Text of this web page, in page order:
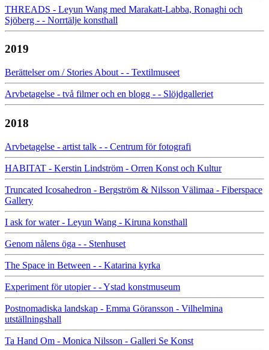
THREADS - Leyun Wang med Marakatt-Labba, Ronaghi och
Sjöberg - - Norrtälje konsthall
2019
Berättelser om / Stories About - - Textilmuseet
Arvbetagelse - två filmer och en blogg - - Slöjdgalleriet
2018
Arvbetagelse - artist talk - - Centrum för fotografi
HABITAT - Kerstin Lindström - Orren Konst och Kultur
Truncated Icosahedron - Bergström & Nilsson Välimaa - Fiberspace
Gallery
I ask for water - Leyun Wang - Kiruna konsthall
Genom nålens öga - - Stenhuset
The Space in Between - - Katarina kyrka
Experiment för utopier - - Ystad konstmuseum
Postnomadiska landskap - Emma Göransson - Vilhelmina
utställningshall
Ta Hand Om - Monica Nilsson - Galleri Se Konst